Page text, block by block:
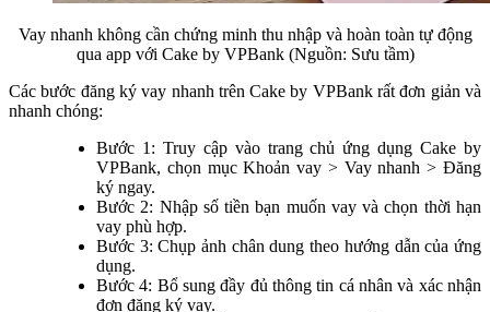
Vay nhanh không cần chứng minh thu nhập và hoàn toàn tự động
qua app với Cake by VPBank (Nguồn: Sưu tầm)
Các bước đăng ký vay nhanh trên Cake by VPBank rất đơn giản và
nhanh chóng:
Bước 1: Truy cập vào trang chủ ứng dụng Cake by
VPBank, chọn mục Khoản vay > Vay nhanh > Đăng
ký ngay.
Bước 2: Nhập số tiền bạn muốn vay và chọn thời hạn
vay phù hợp.
Bước 3: Chụp ảnh chân dung theo hướng dẫn của ứng
dụng.
Bước 4: Bổ sung đầy đủ thông tin cá nhân và xác nhận
đơn đăng ký vay.